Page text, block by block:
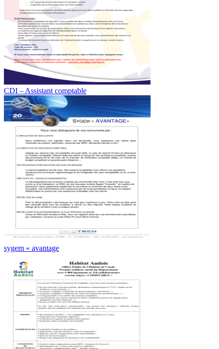
CDI – Assistant comptable
sygem « avantage